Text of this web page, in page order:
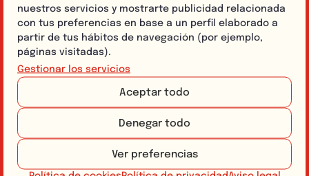
nuestros servicios y mostrarte publicidad relacionada
con tus preferencias en base a un perfil elaborado a
partir de tus hábitos de navegación (por ejemplo,
páginas visitadas).
Gestionar los servicios
Aceptar todo
Denegar todo
Ver preferencias
Dosieres
Gracias
Canal de Denuncias